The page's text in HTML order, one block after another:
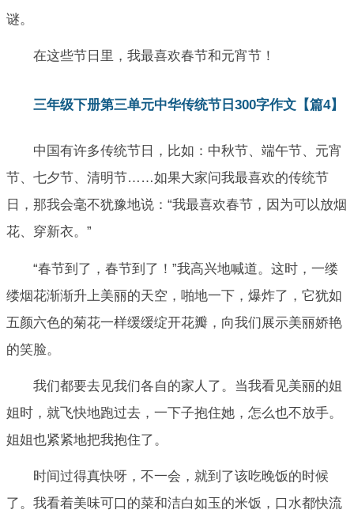
谜。
在这些节日里，我最喜欢春节和元宵节！
三年级下册第三单元中华传统节日300字作文【篇4】
中国有许多传统节日，比如：中秋节、端午节、元宵
节、七夕节、清明节……如果大家问我最喜欢的传统节
日，那我会毫不犹豫地说：“我最喜欢春节，因为可以放烟
花、穿新衣。”
“春节到了，春节到了！”我高兴地喊道。这时，一缕
缕烟花渐渐升上美丽的天空，啪地一下，爆炸了，它犹如
五颜六色的菊花一样缓缓绽开花瓣，向我们展示美丽娇艳
的笑脸。
我们都要去见我们各自的家人了。当我看见美丽的姐
姐时，就飞快地跑过去，一下子抱住她，怎么也不放手。
姐姐也紧紧地把我抱住了。
时间过得真快呀，不一会，就到了该吃晚饭的时候
了。我看着美味可口的菜和洁白如玉的米饭，口水都快流